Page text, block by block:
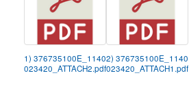
1) 376735100E_1140
023420_ATTACH2.pdf
2) 376735100E_1140
023420_ATTACH1.pdf